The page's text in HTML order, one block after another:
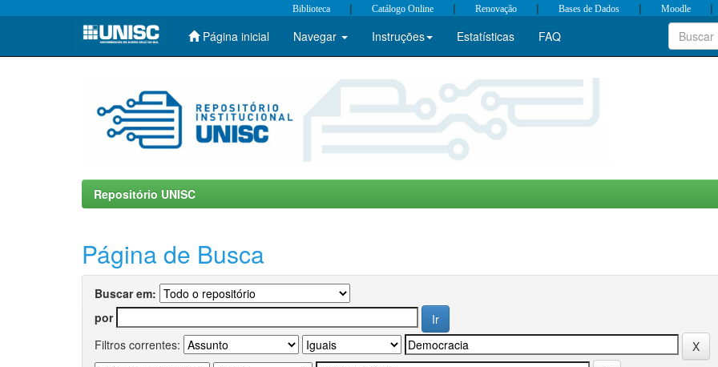
Skip
Biblioteca | Catálogo Online | Renovação | Bases de Dados | Moodle |
Página inicial Navegar Instruções Estatísticas FAQ
Repositório UNISC
Página de Busca
Buscar em:
por
Filtros correntes: